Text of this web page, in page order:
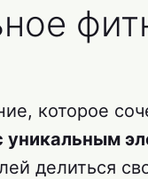
которое
уникальным
делиться